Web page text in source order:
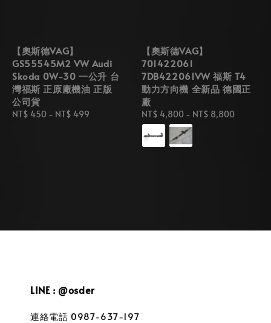
【奧斯德VAG】
GS55545M2 VW Audi
Skoda 0W-30 一公升 台
灣福斯 正原廠機油 正版
公司貨
Regular
NT$ 450 - NT$ 499
【奧斯德VAG】
701422061
7DB422061VW 福斯 T4
動力方向機 全新品 德國正
廠
Regular
price
NT$ 4,800 - NT$ 8,800
LINE : @osder
連絡電話 0987-637-197